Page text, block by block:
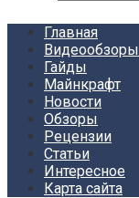
Главная
Видеообзоры
Гайды
Майнкрафт
Новости
Обзоры
Рецензии
Статьи
Интересное
Карта сайта